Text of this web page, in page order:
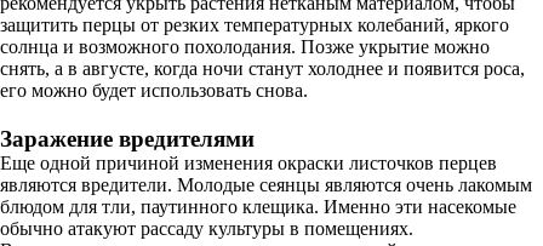
защитить перцы от резких температурных колебаний, яркого
солнца и возможного похолодания. Позже укрытие можно
снять, а в августе, когда ночи станут холоднее и появится роса,
его можно будет использовать снова.
Заражение вредителями
Еще одной причиной изменения окраски листочков перцев
являются вредители. Молодые сеянцы являются очень лакомым
блюдом для тли, паутинного клещика. Именно эти насекомые
обычно атакуют рассаду культуры в помещениях.